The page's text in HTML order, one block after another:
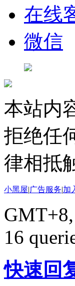
在线
微信
本站内
拒绝任
律相抵
小黑屋|广告服务|加
16
快速回